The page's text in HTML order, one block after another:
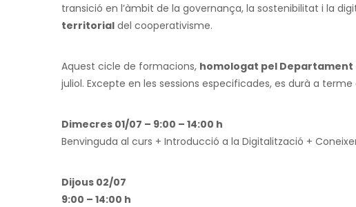
transició en l’àmbit de la governança, la sostenibilitat i la
territorial del cooperativisme.
Aquest cicle de formacions, homologat pel Departament
juliol. Excepte en les sessions especificades, es durà a terme
Dimecres 01/07 – 9:00 – 14:00 h
Benvinguda al curs + Introducció a la Digitalització +
Dijous 02/07
9:00 – 14:00 h